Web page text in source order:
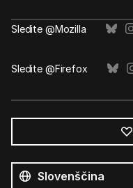
Sledite @Mozilla
Sledite @Firefox
jeziki
Jezik